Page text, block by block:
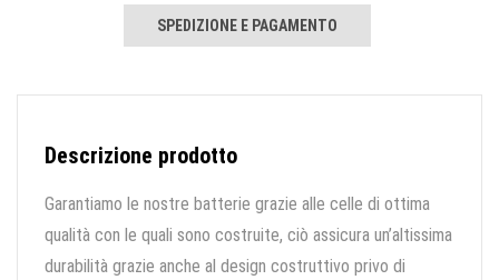
SPEDIZIONE E PAGAMENTO
Descrizione prodotto
Garantiamo le nostre batterie grazie alle celle di ottima
qualità con le quali sono costruite, ciò assicura un’altissima
durabilità grazie anche al design costruttivo privo di